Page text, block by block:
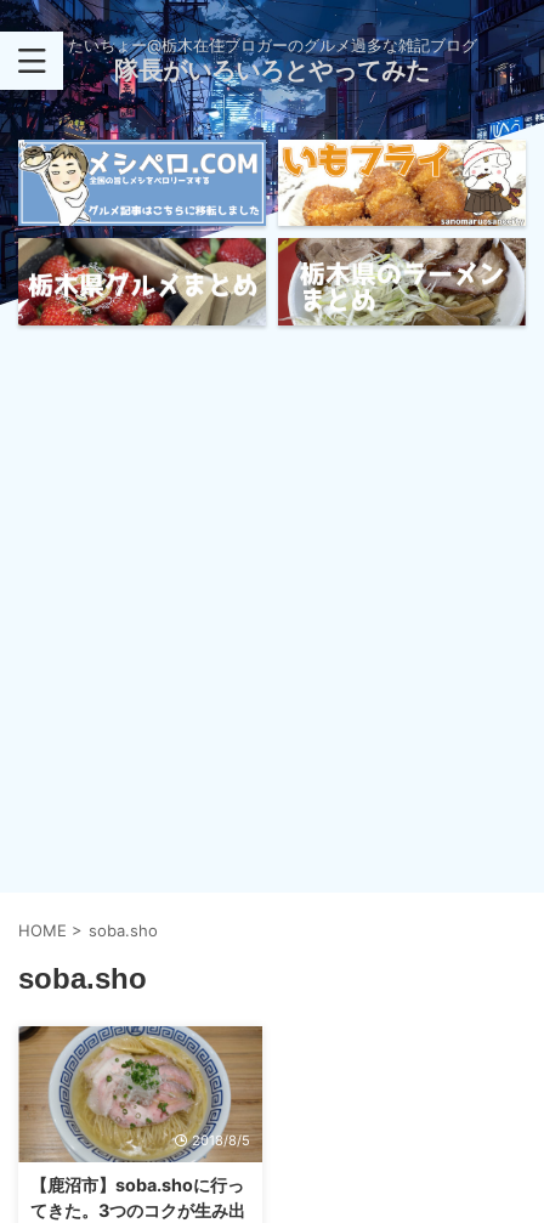
たいちょー@栃木在住ブロガーのグルメ過多な雑記ブログ
隊長がいろいろとやってみた
HOME > soba.sho
soba.sho
2018/8/5
【鹿沼市】soba.shoに行っ
てきた。3つのコクが生み出